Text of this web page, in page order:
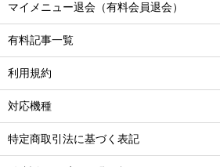
マイメニュー退会（有料会員退会）
有料記事一覧
利用規約
対応機種
特定商取引法に基づく表記